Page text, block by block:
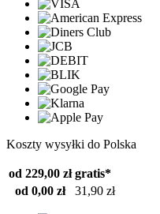
Koszty wysyłki do Polska
od 229,00 zł gratis*
od 0,00 zł
31,90 zł